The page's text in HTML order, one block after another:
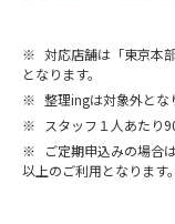
※ 対応店舗は「東京本
となります。
※ 整理ingは対象外とな
※
スタッフ１人あたり
※
ご定期申込みの場合
以上のご利用となります。